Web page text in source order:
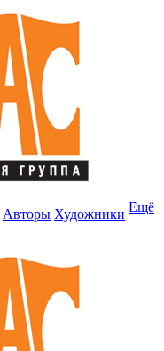
Авторы Художники Ещё